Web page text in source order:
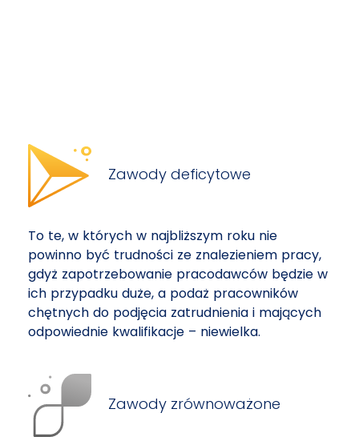
Zawody deficytowe
To te, w których w najbliższym roku nie
powinno być trudności ze znalezieniem pracy,
gdyż zapotrzebowanie pracodawców będzie w
ich przypadku duże, a podaż pracowników
chętnych do podjęcia zatrudnienia i mających
odpowiednie kwalifikacje – niewielka.
Zawody zrównoważone